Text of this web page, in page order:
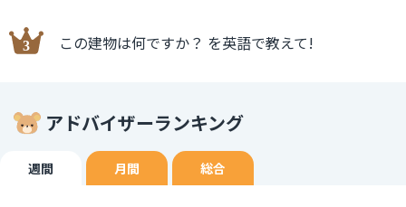
この建物は何ですか？ を英語で教えて!
アドバイザーランキング
週間 月間 総合